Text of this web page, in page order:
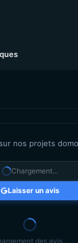
nos projets
Chargement...
Laisser un avis
des avis...